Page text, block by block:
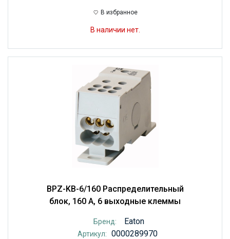
В избранное
В наличии нет.
BPZ-KB-6/160 Распределительный
блок, 160 А, 6 выходные клеммы
Бренд: Eaton
Артикул: 0000289970